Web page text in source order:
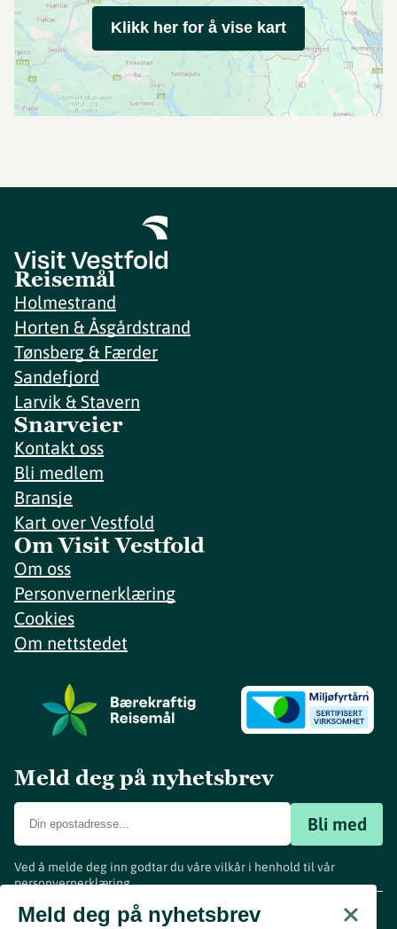
Klikk her for å vise kart
Reisemål
Holmestrand
Horten & Åsgårdstrand
Tønsberg & Færder
Sandefjord
Larvik & Stavern
Snarveier
Kontakt oss
Bli medlem
Bransje
Kart over Vestfold
Om Visit Vestfold
Om oss
Personvernerklæring
Cookies
Om nettstedet
Meld deg på nyhetsbrev
Bli med
Ved å melde deg inn godtar du våre vilkår i henhold til vår
personvernerklæring.
Meld deg på nyhetsbrev
www.visitvestfold.com